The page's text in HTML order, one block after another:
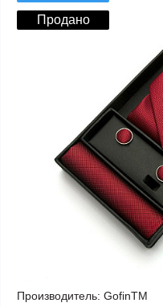
Продано
Производитель: GofinTM